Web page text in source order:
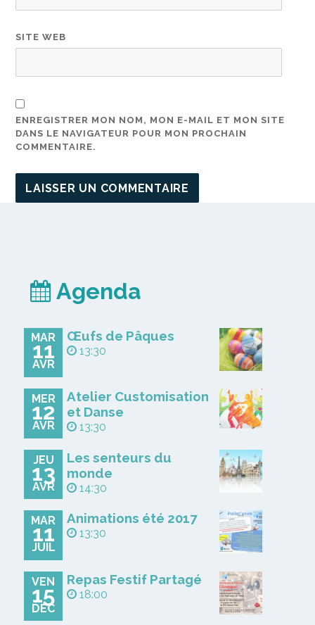
SITE WEB
ENREGISTRER MON NOM, MON E-MAIL ET MON SITE
DANS LE NAVIGATEUR POUR MON PROCHAIN
COMMENTAIRE.
Agenda
MAR
11
AVR
Œufs de Pâques
13:30
MER
12
AVR
Atelier Customisation
et Danse
13:30
JEU
13
AVR
Les senteurs du
monde
14:30
MAR
11
JUIL
Animations été 2017
13:30
VEN
15
DÉC
Repas Festif Partagé
18:00